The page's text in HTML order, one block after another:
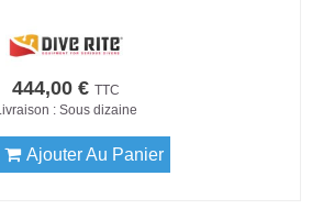
444,00 € TTC
: Sous dizaine
Ajouter Au Panier